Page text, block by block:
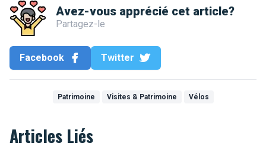
Avez-vous apprécié cet article?
Partagez-le
Facebook Twitter
Patrimoine Visites & Patrimoine Vélos
Articles Liés